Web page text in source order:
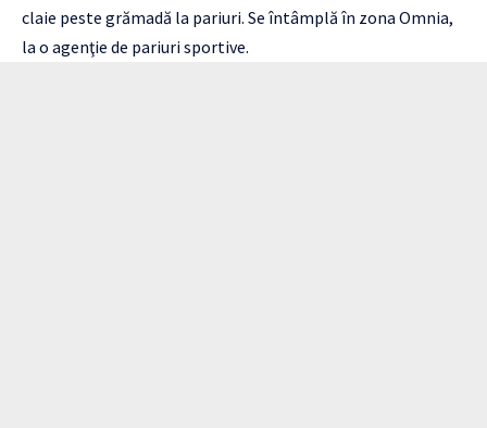
claie peste grămadă la pariuri. Se întâmplă în zona Omnia,
la o agenţie de pariuri sportive.